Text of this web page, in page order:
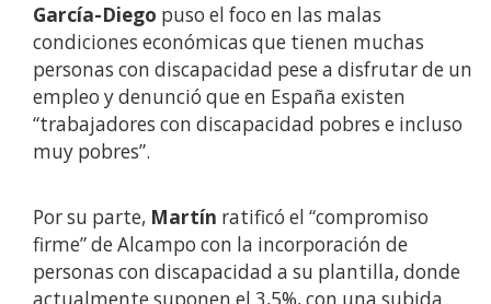
García-Diego puso el foco en las malas
condiciones económicas que tienen muchas
personas con discapacidad pese a disfrutar de un
empleo y denunció que en España existen
“trabajadores con discapacidad pobres e incluso
muy pobres”.
Por su parte, Martín ratificó el “compromiso
firme” de Alcampo con la incorporación de
personas con discapacidad a su plantilla, donde
actualmente suponen el 3,5%, con una subida